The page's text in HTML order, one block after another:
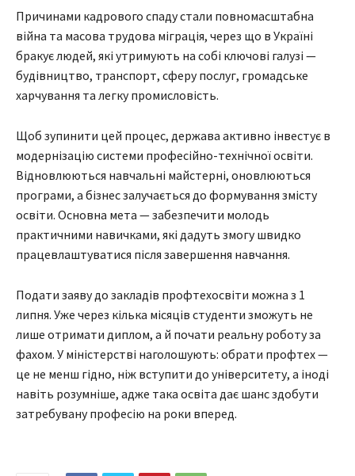
Причинами кадрового спаду стали повномасштабна
війна та масова трудова міграція, через що в Україні
бракує людей, які утримують на собі ключові галузі —
будівництво, транспорт, сферу послуг, громадське
харчування та легку промисловість.
Щоб зупинити цей процес, держава активно інвестує в
модернізацію системи професійно-технічної освіти.
Відновлюються навчальні майстерні, оновлюються
програми, а бізнес залучається до формування змісту
освіти. Основна мета — забезпечити молодь
практичними навичками, які дадуть змогу швидко
працевлаштуватися після завершення навчання.
Подати заяву до закладів профтехосвіти можна з 1
липня. Уже через кілька місяців студенти зможуть не
лише отримати диплом, а й почати реальну роботу за
фахом. У міністерстві наголошують: обрати профтех —
це не менш гідно, ніж вступити до університету, а іноді
навіть розумніше, адже така освіта дає шанс здобути
затребувану професію на роки вперед.